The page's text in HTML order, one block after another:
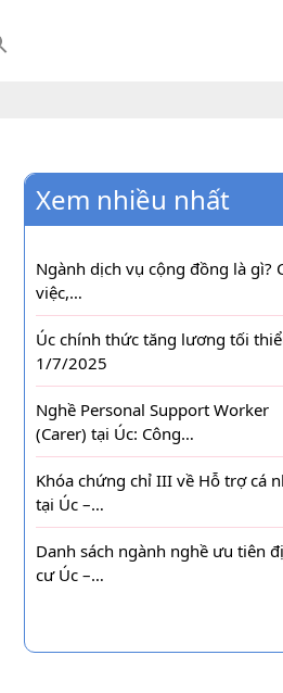
Xem nhiều nhất
Ngành dịch vụ cộng đồng là gì?
việc,…
Úc chính thức tăng lương tối
1/7/2025
Nghề Personal Support Worker
(Carer) tại Úc: Công…
Khóa chứng chỉ III về Hỗ trợ cá
tại Úc –…
Danh sách ngành nghề ưu tiên
cư Úc –…